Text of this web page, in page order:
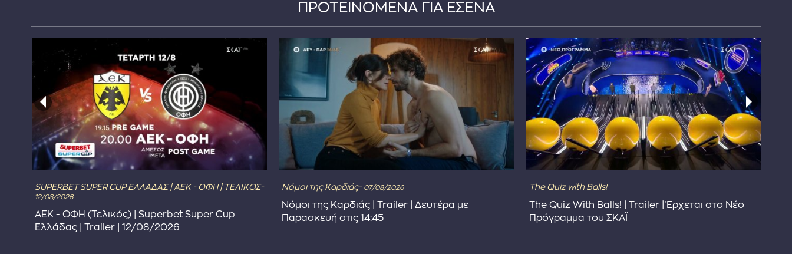
ΠΡΟΤΕΙΝΟΜΕΝΑ ΓΙΑ ΕΣΕΝΑ
SUPERBET SUPER CUP ΕΛΛΑΔΑΣ | ΑΕΚ - ΟΦΗ | ΤΕΛΙΚΟΣ-
12/08/2026
ΑΕΚ - ΟΦΗ (Τελικός) | Superbet Super Cup
Ελλάδας | Trailer | 12/08/2026
Νόμοι της Καρδιάς- 07/08/2026
Νόμοι της Καρδιάς | Trailer | Δευτέρα με
Παρασκευή στις 14:45
The Quiz with Balls!
The Quiz With Balls! | Trailer | Έρχεται στο Νέο
Πρόγραμμα του ΣΚΑΪ